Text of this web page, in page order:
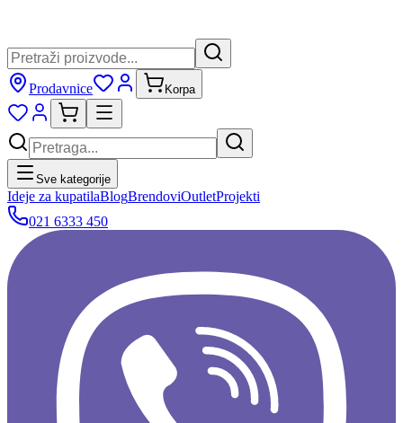
Prodavnice Korpa
Sve kategorije
Ideje za kupatilaBlogBrendoviOutletProjekti
021 6333 450